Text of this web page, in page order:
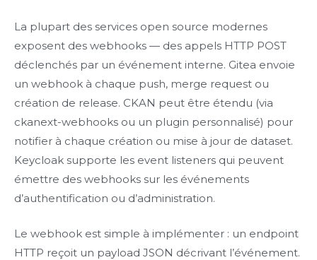
La plupart des services open source modernes
exposent des webhooks — des appels HTTP POST
déclenchés par un événement interne. Gitea envoie
un webhook à chaque push, merge request ou
création de release. CKAN peut être étendu (via
ckanext-webhooks ou un plugin personnalisé) pour
notifier à chaque création ou mise à jour de dataset.
Keycloak supporte les event listeners qui peuvent
émettre des webhooks sur les événements
d’authentification ou d’administration.
Le webhook est simple à implémenter : un endpoint
HTTP reçoit un payload JSON décrivant l’événement.